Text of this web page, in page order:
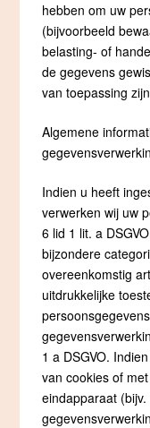
hebben om uw
(bijvoorbeeld
belasting- of
de gegevens
van toepassing
Algemene
Indien u heeft
verwerken wij uw
6 lid 1 lit. a
bijzondere
overeenkomstig
uitdrukkelijke
1 a DSGVO.
van cookies of
eindapparaat